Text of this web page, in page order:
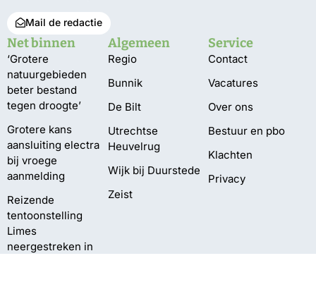
Mail de redactie
Net binnen
‘Grotere
natuurgebieden
beter bestand
tegen droogte’
Grotere kans
aansluiting electra
bij vroege
aanmelding
Reizende
tentoonstelling
Limes
neergestreken in
Algemeen
Regio
Bunnik
De Bilt
Utrechtse
Heuvelrug
Wijk bij Duurstede
Zeist
Service
Contact
Vacatures
Over ons
Bestuur en pbo
Klachten
Privacy